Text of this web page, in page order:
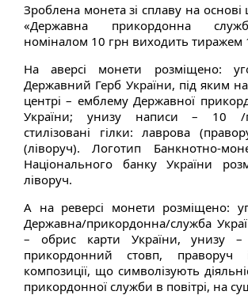
Зроблена монета зі сплаву на
«Державна прикордонна
номіналом 10 грн виходить тиражем
На аверсі монети розміщено:
Державний Герб України, під яким
центрі – емблему Державної
України; унизу написи – 10 /
стилізовані гілки: лаврова
(ліворуч). Логотип Банкнотно-
Національного банку України
ліворуч.
А на реверсі монети розміщено:
Державна/прикордонна/служба
– обрис карти України, унизу –
прикордонний стовп,
композиції, що символізують
прикордонної служби в повітрі, на